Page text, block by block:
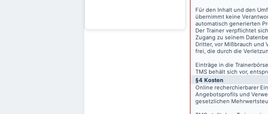
Für den Inhalt und den
übernimmt keine
automatisch generierten
Der Trainer verpflichtet
Zugang zu seinem
Dritter, vor Mißbrauch und
frei, die durch die
Einträge in die
TMS behält sich vor,
§4 Kosten
Online recherchierbarer
Angebotsprofils und
gesetzlichen